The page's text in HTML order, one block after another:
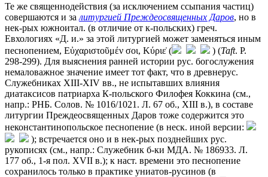
Те же священнодействия (за исключением ссыпания частиц)
совершаются и за литургией Преждеосвященных Даров, но в
нек-рых южноитал. (в отличие от к-польских) греч.
Евхологиях «Д. и.» за этой литургией может заменяться иным
песнопением, Εὐχαριστοῦμέν σοι, Κύριε̇ (
) (Taft. P.
298-299). Для выяснения ранней истории рус. богослужения
немаловажное значение имеет тот факт, что в древнерус.
Служебниках XIII-XIV вв., не испытавших влияния
диатаксисов патриарха К-польского Филофея Коккина (см.,
напр.: РНБ. Солов. № 1016/1021. Л. 67 об., XIII в.), в составе
литургии Преждеосвященных Даров тоже содержится это
неконстантинопольское песнопение (в неск. иной версии:
); встречается оно и в нек-рых позднейших рус.
рукописях (см., напр.: Служебник б-ки МДА. № 186933. Л.
177 об., 1-я пол. XVII в.); к наст. времени это песнопение
сохранилось только в практике униатов-русинов (в